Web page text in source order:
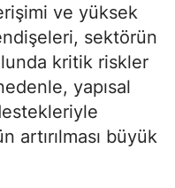
ve yüksek
sektörün
kritik riskler
yapısal
artırılması büyük